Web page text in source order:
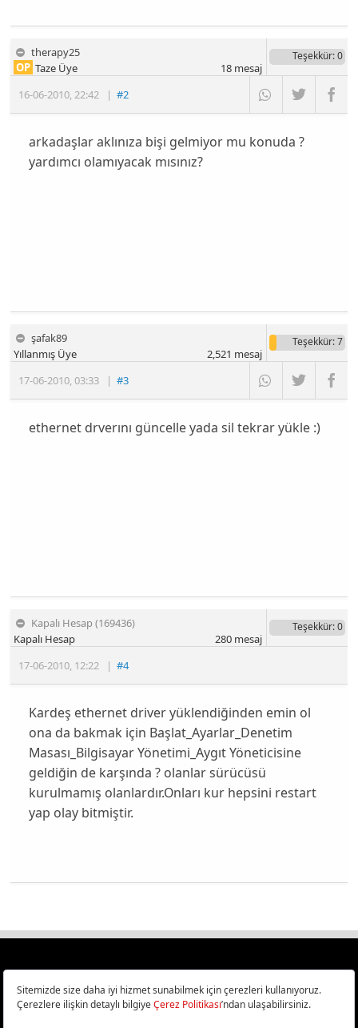
therapy25
16-06-2010,22:42 |#2
OP Taze Üye
Teşekkür: 0
18mesaj
arkadaşlar aklınıza bişi gelmiyor mu konuda ?
yardımcı olamıyacak mısınız?
şafak89
17-06-2010,03:33 |#3
Yıllanmış Üye
Teşekkür: 7
2,521 mesaj
ethernet drverını güncelle yada sil tekrar yükle :)
Kapalı Hesap (169436)
17-06-2010, 12:22 |#4
Kapalı Hesap
Teşekkür: 0
280mesaj
Kardeş ethernet driver yüklendiğinden emin ol
ona da bakmak için Başlat_Ayarlar_Denetim
Masası_Bilgisayar Yönetimi_Aygıt Yöneticisine
geldiğin de karşında ? olanlar sürücüsü
kurulmamış olanlardır.Onları kur hepsini restart
yap olay bitmiştir.
Türkiye